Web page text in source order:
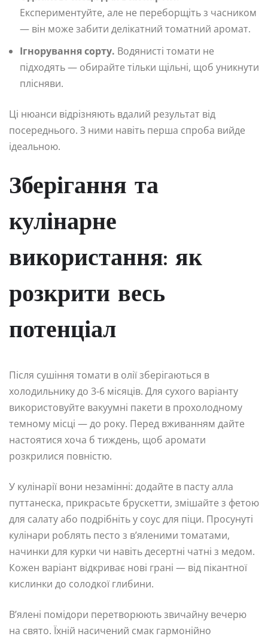
Експериментуйте, але не переборщіть з часником
— він може забити делікатний томатний аромат.
Ігнорування сорту. Водянисті томати не
підходять — обирайте тільки щільні, щоб уникнути
плісняви.
Ці нюанси відрізняють вдалий результат від
посереднього. З ними навіть перша спроба вийде
ідеальною.
Зберігання та
кулінарне
використання: як
розкрити весь
потенціал
Після сушіння томати в олії зберігаються в
холодильнику до 3-6 місяців. Для сухого варіанту
використовуйте вакуумні пакети в прохолодному
темному місці — до року. Перед вживанням дайте
настоятися хоча б тиждень, щоб аромати
розкрилися повністю.
У кулінарії вони незамінні: додайте в пасту алла
путтанеска, прикрасьте брускетти, змішайте з фетою
для салату або подрібніть у соус для піци. Просунуті
кулінари роблять песто з в’яленими томатами,
начинки для курки чи навіть десертні чатні з медом.
Кожен варіант відкриває нові грані — від пікантної
кислинки до солодкої глибини.
В’ялені помідори перетворюють звичайну вечерю
на свято. Їхній насичений смак гармонійно